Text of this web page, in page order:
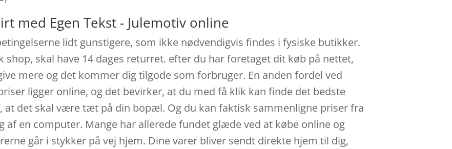
med Egen Tekst - Julemotiv online
lidt gunstigere, som ikke nødvendigvis findes i fysiske butikker.
shop, skal have 14 dages returret. efter du har foretaget dit køb på nettet,
mere og det kommer dig tilgode som forbruger. En anden fordel ved
ligger online, og det bevirker, at du med få klik kan finde det bedste
det skal være tæt på din bopæl. Og du kan faktisk sammenligne priser fra
af en computer. Mange har allerede fundet glæde ved at købe online og
går i stykker på vej hjem. Dine varer bliver sendt direkte hjem til dig,